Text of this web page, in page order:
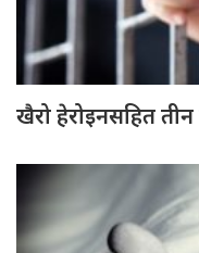
खैरो हेरोइनसहित तीन